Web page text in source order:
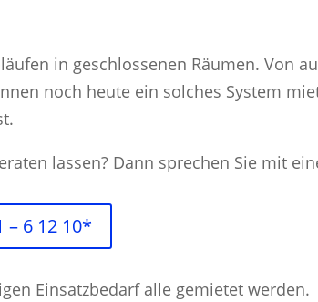
in geschlossenen Räumen. Von
noch heute ein solches System
lassen? Dann sprechen Sie mit
– 6 12 10*
Einsatzbedarf alle gemietet werden.